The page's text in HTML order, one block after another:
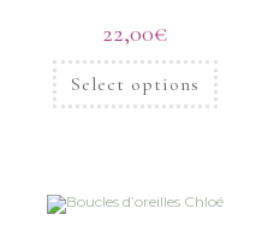
22,00€
Select options